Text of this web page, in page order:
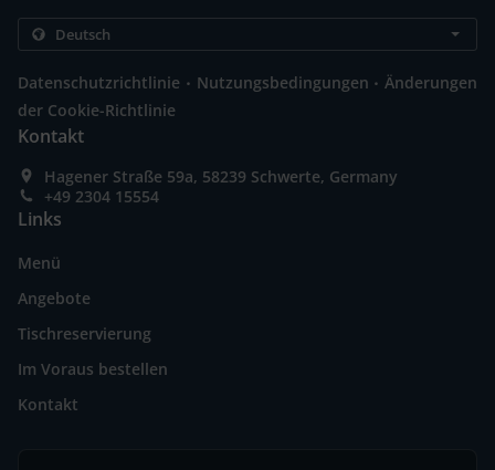
Datenschutzrichtlinie . Nutzungsbedingungen . Änderungen
der Cookie-Richtlinie
Kontakt
Hagener Straße 59a, 58239 Schwerte, Germany
+49 2304 15554
Links
Menü
Angebote
Tischreservierung
Im Voraus bestellen
Kontakt